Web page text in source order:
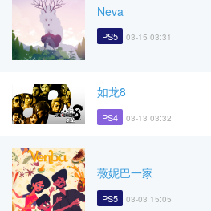
Neva
PS5 03-15 03:31
如龙8
PS4 03-13 03:32
薇妮巴一家
PS5 03-03 15:05